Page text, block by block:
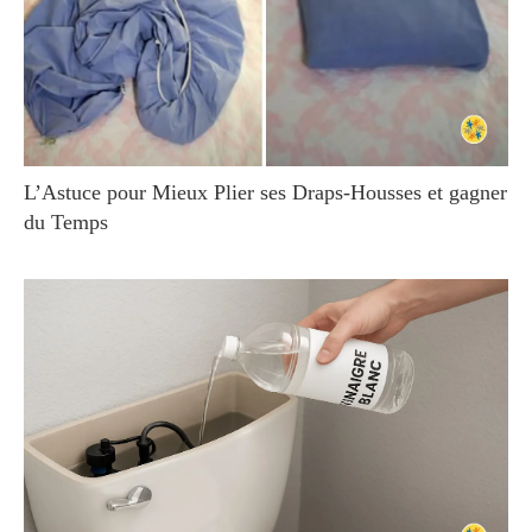
L’Astuce pour Mieux Plier ses Draps-Housses et gagner
du Temps